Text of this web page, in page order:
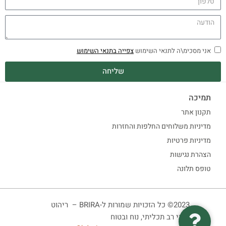
אני מסכימ\ה לתנאי השימוש צפייה בתנאי השימוש
שליחה
תמיכה
תקנון אתר
מדיניות משלוחים החלפות והחזרות
מדיניות פרטיות
הצהרת נגישות
טופס תלונה
2023© כל הזכויות שמורות ל-BRIRA – ריהוט
ביתי רב תכליתי, נוח ובטוח